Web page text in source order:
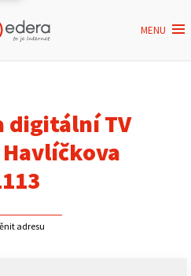
MENU
digitální TV
adresu